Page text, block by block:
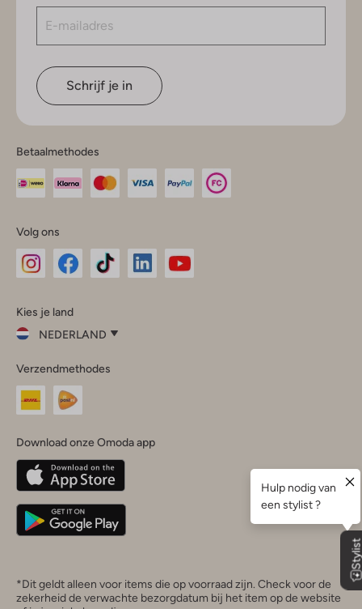
Schrijf je in
Betaalmethodes
Volg ons
InstagramFacebook
Kies je land
NEDERLAND
je
land
Nederland
Belgique(Français)
Deutschland
Verzendmethodes
Download onze Omoda app
*Dit geldt alleen voor items die op voorraad zijn. Check voor de
zekerheid de verwachte bezorgdatum bij het item op de website